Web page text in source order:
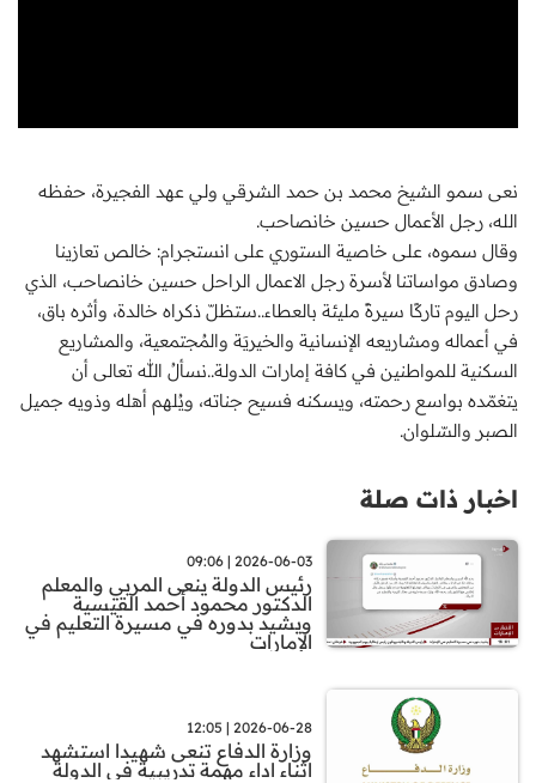
نعى سمو الشيخ محمد بن حمد الشرقي ولي عهد الفجيرة، حفظه
الله، رجل الأعمال حسين خانصاحب.
وقال سموه، على خاصية الستوري على انستجرام: خالص تعازينا
وصادق مواساتنا لأسرة رجل الاعمال الراحل حسين خانصاحب، الذي
رحل اليوم تاركًا سيرةً مليئة بالعطاء..ستظلّ ذكراه خالدة، وأثره باق،
في أعماله ومشاريعه الإنسانية والخيريَة والمُجتمعية، والمشاريع
السكنية للمواطنين في كافة إمارات الدولة..نسألُ اللّٰه تعالى أن
يتغمّده بواسع رحمته، ويسكنه فسيح جناته، ويُلهم أهله وذويه جميل
الصبر والسّلوان.
اخبار ذات صلة
2026-06-03 | 09:06
رئيس الدولة ينعى المربي والمعلم
الدكتور محمود أحمد القيسية
ويشيد بدوره في مسيرة التعليم في
الإمارات
2026-06-28 | 12:05
وزارة الدفاع تنعى شهيدا استشهد
اثناء اداء مهمة تدريبية في الدولة